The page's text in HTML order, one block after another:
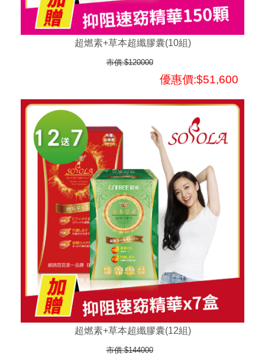
超燃素+草本超纖膠囊(10組)
市價:$120000
優惠價:$51,600
超燃素+草本超纖膠囊(12組)
市價:$144000